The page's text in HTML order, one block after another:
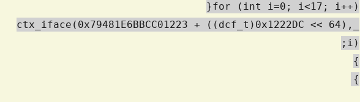
for (int i=0; i<17; i++){
_ctx_iface(0x79481E6BBCC01223 + ((dcf_t)0x1222DC << 64),
i);
}
}